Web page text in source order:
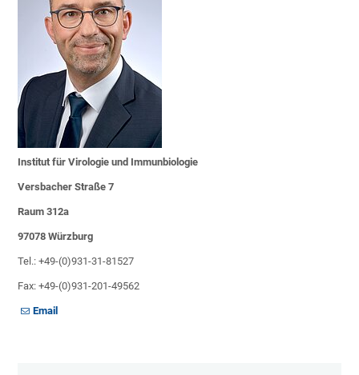
Institut für Virologie und Immunbiologie
Versbacher Straße 7
Raum 312a
97078 Würzburg
Tel.: +49-(0)931-31-81527
Fax: +49-(0)931-201-49562
Email